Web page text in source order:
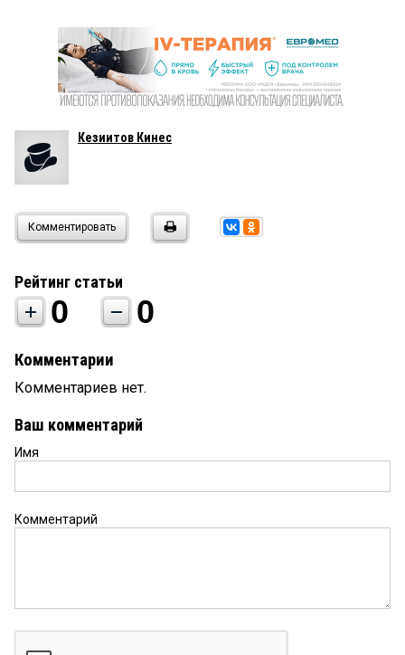
Кезиитов Кинес
Комментировать
Рейтинг статьи
0 0
Комментарии
Комментариев нет.
Ваш комментарий
Имя
Комментарий